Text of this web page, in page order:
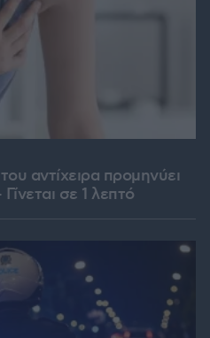
αντίχειρα προμηνύει
σε 1 λεπτό